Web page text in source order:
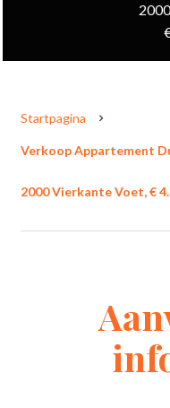
Startpagina
Verkoop Appartement
2000 Vierkante Voet, €